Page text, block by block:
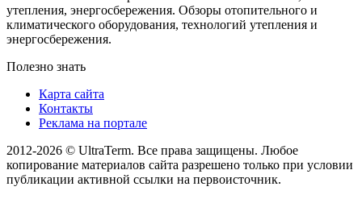
утепления, энергосбережения. Обзоры отопительного и
климатического оборудования, технологий утепления и
энергосбережения.
Полезно знать
Карта сайта
Контакты
Реклама на портале
2012-2026 © UltraTerm. Все права защищены. Любое
копирование материалов сайта разрешено только при условии
публикации активной ссылки на первоисточник.